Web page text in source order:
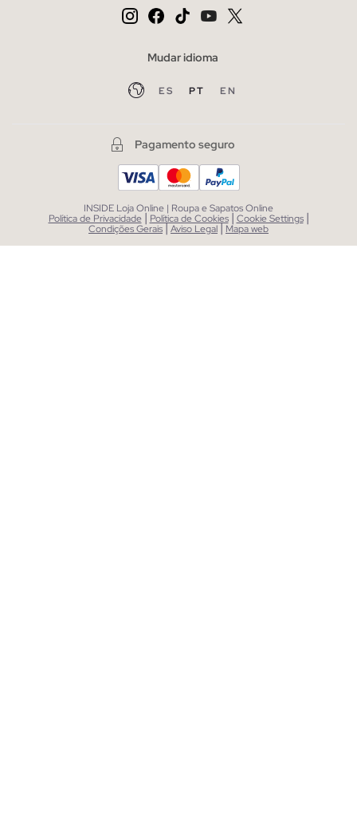
Mudar idioma
ES PT EN
Pagamento seguro
INSIDE Loja Online | Roupa e Sapatos Online
Política de Privacidade | Política de Cookies | Cookie Settings |
Condições Gerais|Aviso Legal| Mapa web